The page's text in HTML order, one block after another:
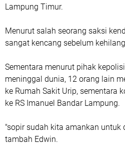
Lampung Timur.
Menurut salah seorang saksi
sangat kencang sebelum
Sementara menurut pihak
meninggal dunia, 12 orang lain
ke Rumah Sakit Urip, sementara
ke RS Imanuel Bandar Lampung.
"sopir sudah kita amankan untuk
tambah Edwin.